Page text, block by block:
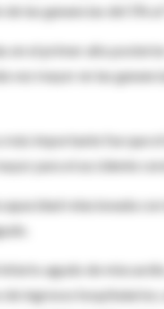
las ganancias del 5% al
en el primer año
mayor en las
importante fue que
para el accidente
relacionada
agudo de
ingresos